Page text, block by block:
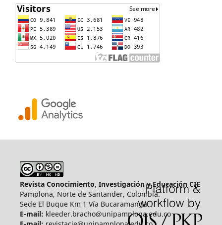
Revista Conocimiento, Investigación y Educación CIE
Pamplona, Norte de Santander, Colombia.
Sede El Buque Km 1 Vía Bucaramanga.
E-mail: kleeder.bracho@unipamplona.edu.co